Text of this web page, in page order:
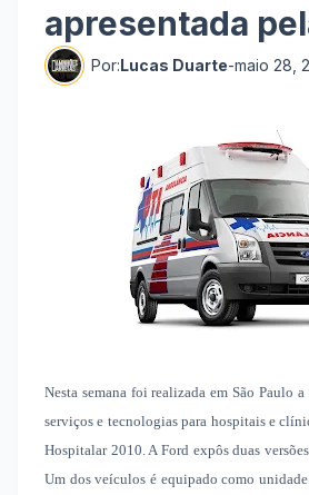
apresentada
Por:Lucas Duarte-maio 28,
Nesta semana foi realizada em São Paulo a
serviços e tecnologias para hospitais e
Hospitalar 2010. A Ford expôs duas
Um dos veículos é equipado como